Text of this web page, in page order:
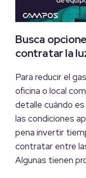
Busca
contratar la
Para reducir el
oficina o local
detalle cuándo
las condiciones
pena invertir
contratar entre
Algunas tienen